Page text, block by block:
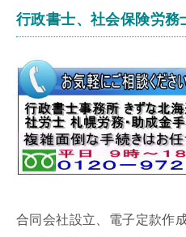
行政書士、社会保険労務
合同会社設立、電子定款作